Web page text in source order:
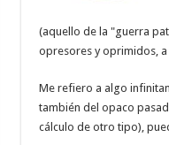
(aquello de la "guerra
opresores y oprimidos,
Me refiero a algo
también del opaco
cálculo de otro tipo),